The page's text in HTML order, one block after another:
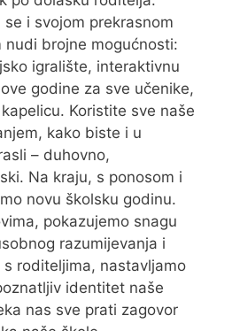
i svojom prekrasnom
nudi brojne mogućnosti:
igralište, interaktivnu
godine za sve učenike,
Koristite sve naše
kako biste i u
– duhovno,
Na kraju, s ponosom i
novu školsku godinu.
pokazujemo snagu
razumijevanja i
roditeljima, nastavljamo
identitet naše
nas sve prati zagovor